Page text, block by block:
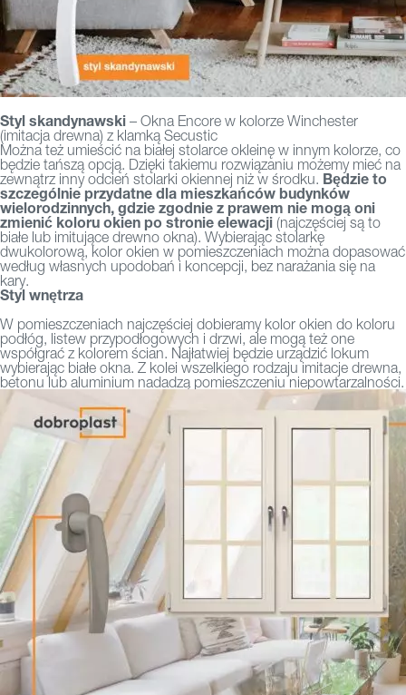
Styl skandynawski – Okna Encore w kolorze Winchester
(imitacja drewna) z klamką Secustic
Można też umieścić na białej stolarce okleinę w innym kolorze, co
będzie tańszą opcją. Dzięki takiemu rozwiązaniu możemy mieć na
zewnątrz inny odcień stolarki okiennej niż w środku. Będzie to
szczególnie przydatne dla mieszkańców budynków
wielorodzinnych, gdzie zgodnie z prawem nie mogą oni
zmienić koloru okien po stronie elewacji (najczęściej są to
białe lub imitujące drewno okna). Wybierając stolarkę
dwukolorową, kolor okien w pomieszczeniach można dopasować
według własnych upodobań i koncepcji, bez narażania się na
kary.
Styl wnętrza
W pomieszczeniach najczęściej dobieramy kolor okien do koloru
podłóg, listew przypodłogowych i drzwi, ale mogą też one
współgrać z kolorem ścian. Najłatwiej będzie urządzić lokum
wybierając białe okna. Z kolei wszelkiego rodzaju imitacje drewna,
betonu lub aluminium nadadzą pomieszczeniu niepowtarzalności.